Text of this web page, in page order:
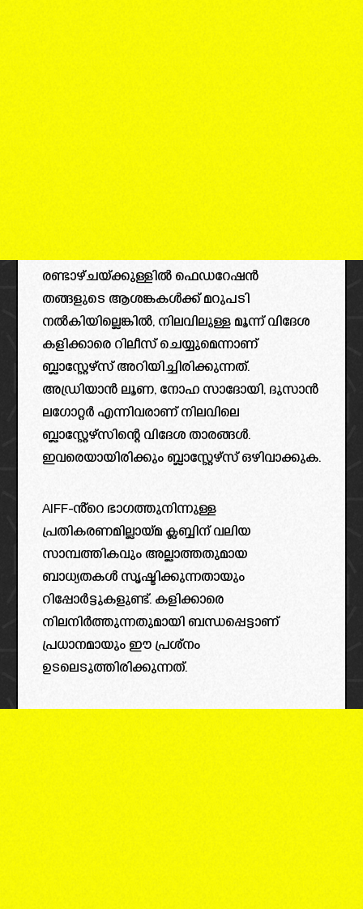
രണ്ടാഴ്ചയ്ക്കുള്ളിൽ ഫെഡറേഷൻ
തങ്ങളുടെ ആശങ്കകൾക്ക് മറുപടി
നൽകിയില്ലെങ്കിൽ, നിലവിലുള്ള മൂന്ന് വിദേശ
കളിക്കാരെ റിലീസ് ചെയ്യുമെന്നാണ്
ബ്ലാസ്റ്റേഴ്‌സ് അറിയിച്ചിരിക്കുന്നത്.
അഡ്രിയാൻ ലൂണ, നോഹ സാദോയി, ദുസാൻ
ലഗോറ്റർ എന്നിവരാണ് നിലവിലെ
ബ്ലാസ്റ്റേഴ്സിന്റെ വിദേശ താരങ്ങൾ.
ഇവരെയായിരിക്കും ബ്ലാസ്റ്റേഴ്‌സ് ഒഴിവാക്കുക.
AIFF-ൻ്റെ ഭാഗത്തുനിന്നുള്ള
പ്രതികരണമില്ലായ്മ ക്ലബ്ബിന് വലിയ
സാമ്പത്തികവും അല്ലാത്തതുമായ
ബാധ്യതകൾ സൃഷ്ടിക്കുന്നതായും
റിപ്പോർട്ടുകളുണ്ട്. കളിക്കാരെ
നിലനിർത്തുന്നതുമായി ബന്ധപ്പെട്ടാണ്
പ്രധാനമായും ഈ പ്രശ്‌നം
ഉടലെടുത്തിരിക്കുന്നത്.